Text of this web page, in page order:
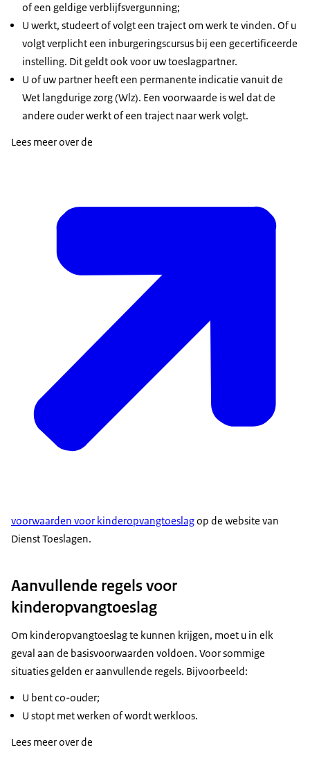
of een geldige verblijfsvergunning;
U werkt, studeert of volgt een traject om werk te vinden. Of u
volgt verplicht een inburgeringscursus bij een gecertificeerde
instelling. Dit geldt ook voor uw toeslagpartner.
U of uw partner heeft een permanente indicatie vanuit de
Wet langdurige zorg (Wlz). Een voorwaarde is wel dat de
andere ouder werkt of een traject naar werk volgt.
Lees meer over de
voorwaarden voor kinderopvangtoeslagop de website van
Dienst Toeslagen.
Aanvullende regels voor
kinderopvangtoeslag
Om kinderopvangtoeslag te kunnen krijgen, moet u in elk
geval aan de basisvoorwaarden voldoen. Voor sommige
situaties gelden er aanvullende regels. Bijvoorbeeld:
U bent co-ouder;
U stopt met werken of wordt werkloos.
Lees meer over de